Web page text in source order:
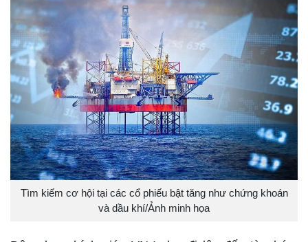
Tìm kiếm cơ hội tại các cổ phiếu bật tăng như chứng khoán
và dầu khí/Ảnh minh họa